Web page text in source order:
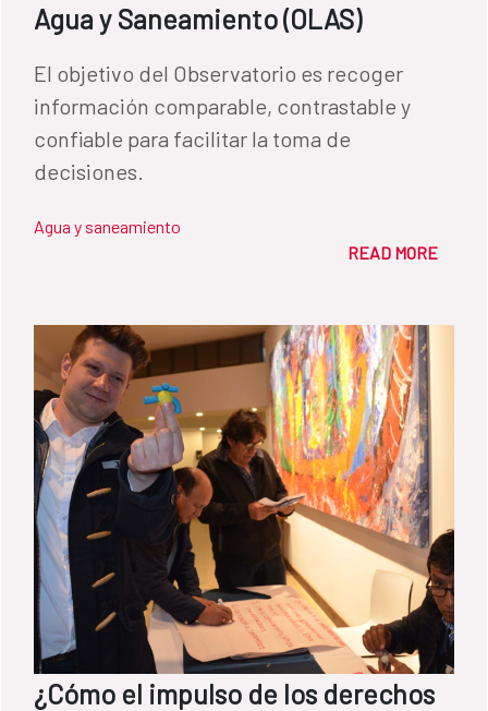
Agua y Saneamiento (OLAS)
El objetivo del Observatorio es recoger
información comparable, contrastable y
confiable para facilitar la toma de
decisiones.
Agua y saneamiento
READ MORE
¿Cómo el impulso de los derechos